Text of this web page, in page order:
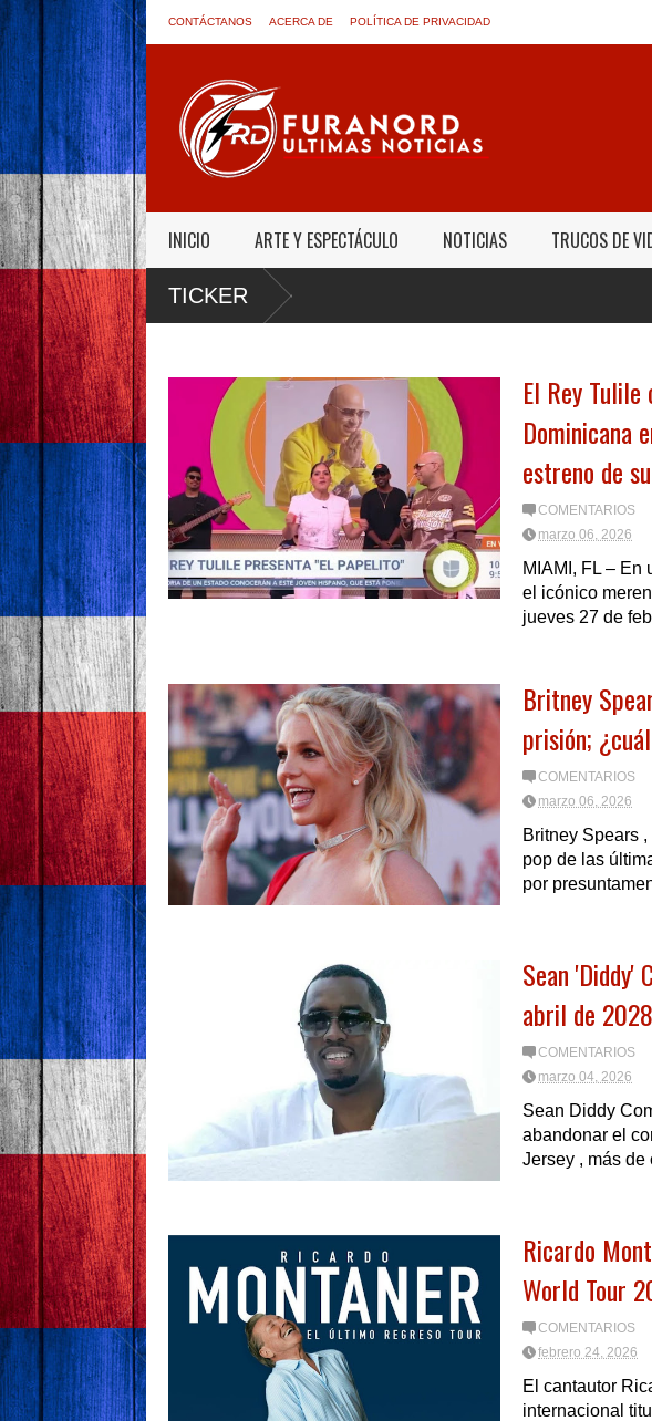
CONTÁCTANOS ACERCA DE POLÍTICA DE PRIVACIDAD
INICIO ARTE Y ESPECTÁCULO NOTICIAS TRUCOS DE
TICKER
El Rey
Dominicana
estreno de
COMENTARIOS
marzo 06, 2026
MIAMI, FL – En
el icónico
jueves 27 de
Britney
prisión;
COMENTARIOS
marzo 06, 2026
Britney Spears
pop de las
por
Sean 'Diddy'
abril de
COMENTARIOS
marzo 04, 2026
Sean Diddy
abandonar el
Jersey , más de
Ricardo
World Tour
COMENTARIOS
febrero 24, 2026
El cantautor
internacional